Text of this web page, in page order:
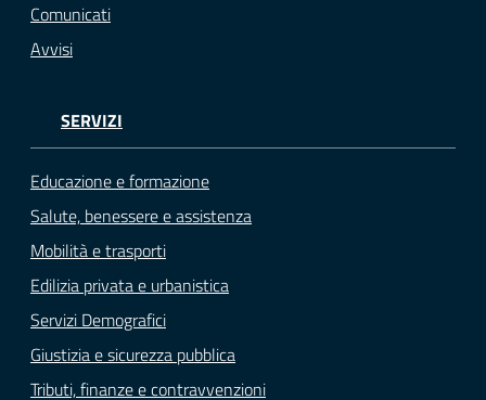
Comunicati
Avvisi
SERVIZI
Educazione e formazione
Salute, benessere e assistenza
Mobilità e trasporti
Edilizia privata e urbanistica
Servizi Demografici
Giustizia e sicurezza pubblica
Tributi, finanze e contravvenzioni